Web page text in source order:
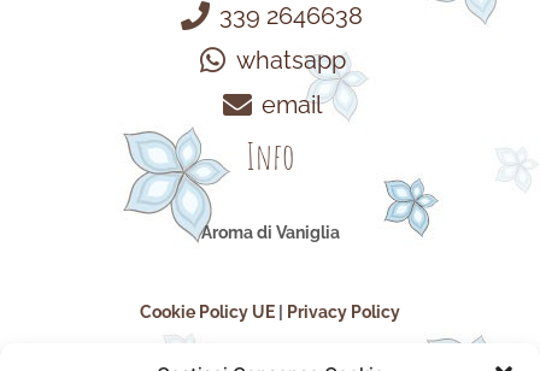
339 2646638
whatsapp
email
Info
Aroma di Vaniglia
Cookie Policy UE Privacy Policy